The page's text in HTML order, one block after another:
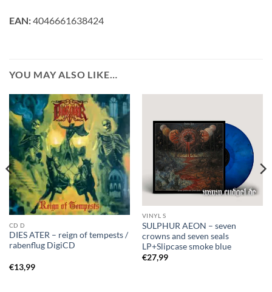
EAN:4046661638424
YOU MAY ALSO LIKE…
CD D
DIES ATER – reign of tempests /
rabenflug DigiCD
€13,99
VINYL S
SULPHUR AEON – seven
crowns and seven seals
LP+Slipcase smoke blue
€27,99